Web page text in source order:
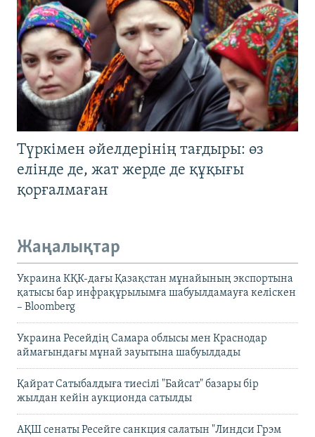
Түркімен әйелдерінің тағдыры: өз
елінде де, жат жерде де құқығы
қорғалмаған
Жаңалықтар
Украина КҚК-дағы Қазақстан мұнайының экспортына
қатысы бар инфрақұрылымға шабуылдамауға келіскен
– Bloomberg
Украина Ресейдің Самара облысы мен Краснодар
аймағындағы мұнай зауытына шабуылдады
Қайрат Сатыбалдыға тиесілі "Байсат" базары бір
жылдан кейін аукционда сатылды
АҚШ сенаты Ресейге санкция салатын "Линдси Грэм